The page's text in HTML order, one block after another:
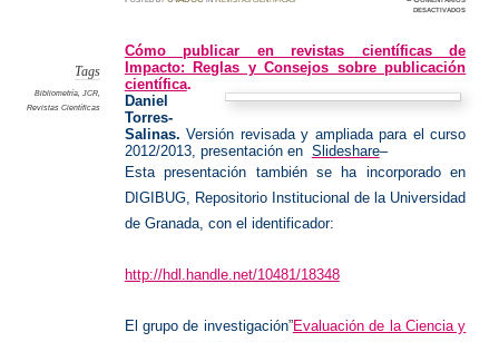
desactivadosen
Impacto
Tags
Bibliometría, JCR,
Revistas Científicas
Cómo publicar en revistas científicas de
Impacto: Reglas y Consejos sobre publicación
científica.
Daniel
Torres-
Salinas. Versión revisada y ampliada para el curso
2012/2013, presentación en Slideshare–
Esta presentación también se ha incorporado en
DIGIBUG, Repositorio Institucional de la Universidad
de Granada, con el identificador:
http://hdl.handle.net/10481/18348
El grupo de investigación”Evaluación de la Ciencia y